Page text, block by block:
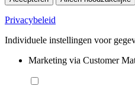
Privacybeleid
Individuele instellingen voor
Marketing via Customer